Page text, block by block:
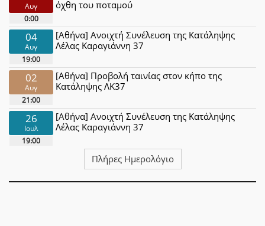
Αυγ
0:00
όχθη του ποταμού
04
Αυγ
19:00
[Αθήνα] Ανοιχτή Συνέλευση της Κατάληψης
Λέλας Καραγιάννη 37
02
Αυγ
21:00
[Αθήνα] Προβολή ταινίας στον κήπο της
Κατάληψης ΛΚ37
26
Ιουλ
19:00
[Αθήνα] Ανοιχτή Συνέλευση της Κατάληψης
Λέλας Καραγιάννη 37
Πλήρες Ημερολόγιο